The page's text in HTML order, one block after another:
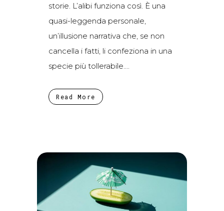
storie. L’alibi funziona così. È una
quasi-leggenda personale,
un’illusione narrativa che, se non
cancella i fatti, li confeziona in una
specie più tollerabile....
Read More